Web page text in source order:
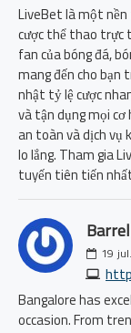
LiveBet là một nền
cược thể thao trực
fan của bóng đá,
mang đến cho bạn
nhật tỷ lệ cược
và tận dụng mọi
an toàn và dịch vụ
lo lắng. Tham gia
tuyến tiên tiến
19 jul.
Bangalore has
occasion. From